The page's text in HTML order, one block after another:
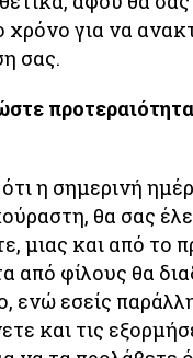
χρόνο για να
σας.
η σημερινή
θα σας
μιας και από το
από φίλους θα
ενώ εσείς
και τις